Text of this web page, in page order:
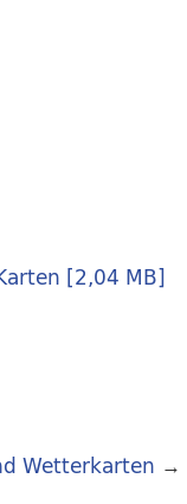
[2,04 MB]
Wetterkarten →